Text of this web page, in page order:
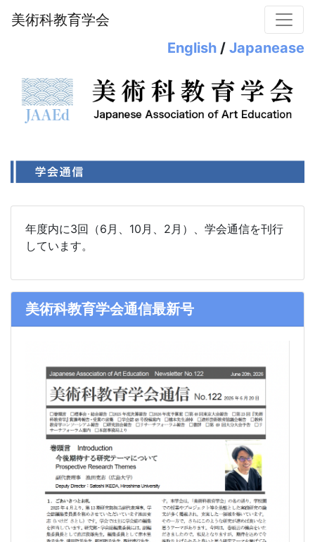
美術科教育学会
English / Japanease
年度内に3回（6月、10月、2月）、学会通信を刊行
しています。
美術科教育学会通信最新号